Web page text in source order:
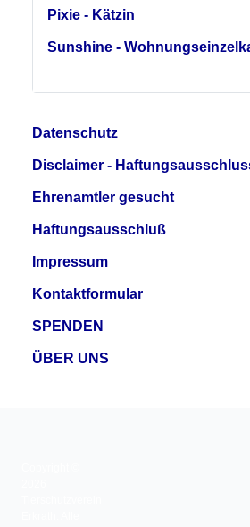
Pixie - Kätzin
Sunshine -
Datenschutz
Disclaimer -
Ehrenamtler gesucht
Haftungsausschluß
Impressum
Kontaktformular
SPENDEN
ÜBER UNS